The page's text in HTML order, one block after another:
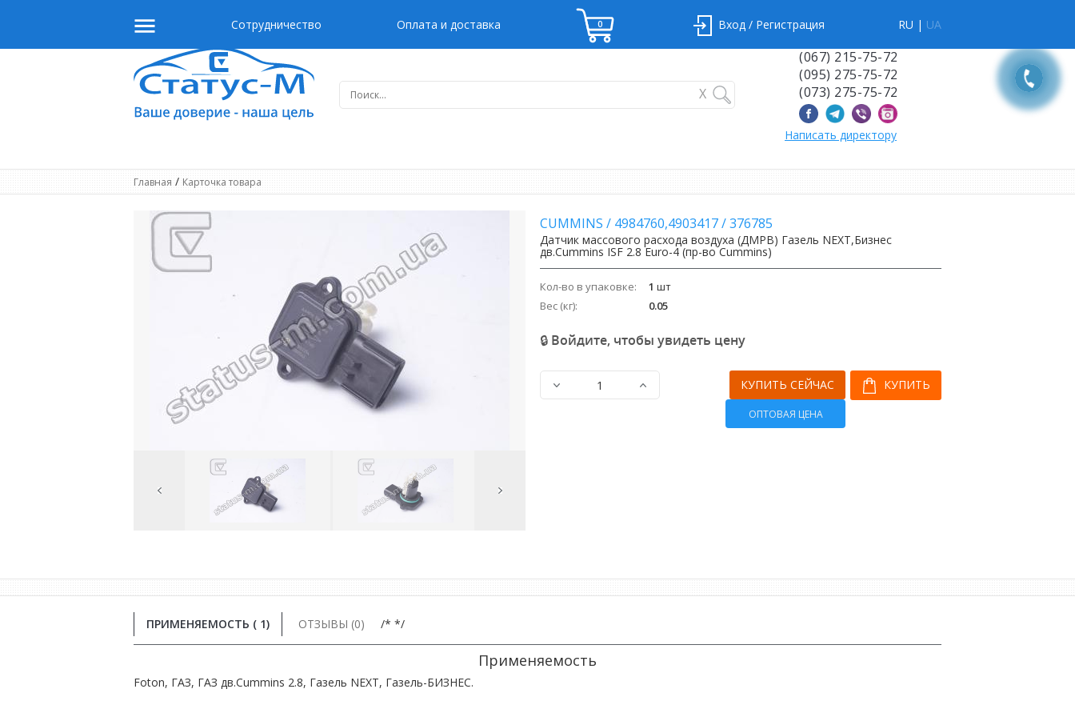
Сотрудничество Оплата и доставка Вход / Регистрация RU | UA
X
(067) 215-75-72
(095) 275-75-72
(073) 275-75-72
Написать директору
Главная / Карточка товара
CUMMINS / 4984760,4903417/376785
Датчик массового расхода воздуха (ДМРВ) Газель NEXT,Бизнес
дв.Cummins ISF 2.8 Euro-4 (пр-во Cummins)
Кол-во в упаковке: 1 шт
Вес (кг):
0.05
🔒 Войдите, чтобы увидеть цену
КУПИТЬ
КУПИТЬ СЕЙЧАС
ОПТОВАЯ ЦЕНА
ПРИМЕНЯЕМОСТЬ ( 1) ОТЗЫВЫ (0) /* */
Применяемость
Foton, ГАЗ, ГАЗ дв.Сummins 2.8, Газель NEXT, Газель-БИЗНЕС.